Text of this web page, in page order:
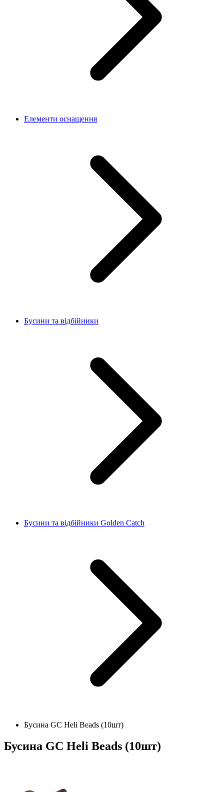
Елементи оснащення
Бусини та відбійники
Бусини та відбійники Golden Catch
Бусина GC Heli Beads (10шт)
Бусина GC Heli Beads (10шт)